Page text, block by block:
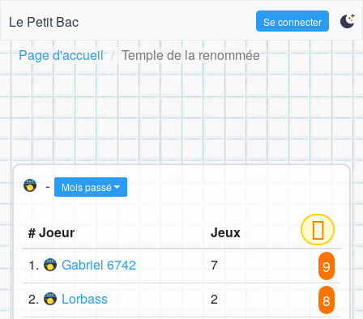
Le Petit Bac Se connecter
Page d'accueil Temple de la renommée
- Mois passé
# Joeur
Jeux
1.
Gabriel 6742 7 9
2. Lorbass 2 8